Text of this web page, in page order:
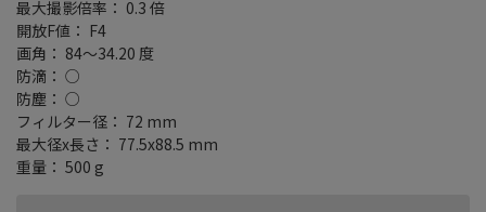
最大撮影倍率： 0.3 倍
開放F値： F4
画角： 84～34.20 度
防滴： ○
防塵： ○
フィルター径： 72 mm
最大径x長さ： 77.5x88.5 mm
重量： 500 g